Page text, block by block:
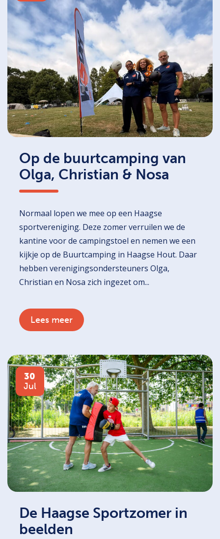
Op de buurtcamping van
Olga, Christian & Nosa
Normaal lopen we mee op een Haagse
sportvereniging. Deze zomer verruilen we de
kantine voor de campingstoel en nemen we een
kijkje op de Buurtcamping in Haagse Hout. Daar
hebben verenigingsondersteuners Olga,
Christian en Nosa zich ingezet om...
Lees meer
30
Jul
De Haagse Sportzomer in
beelden